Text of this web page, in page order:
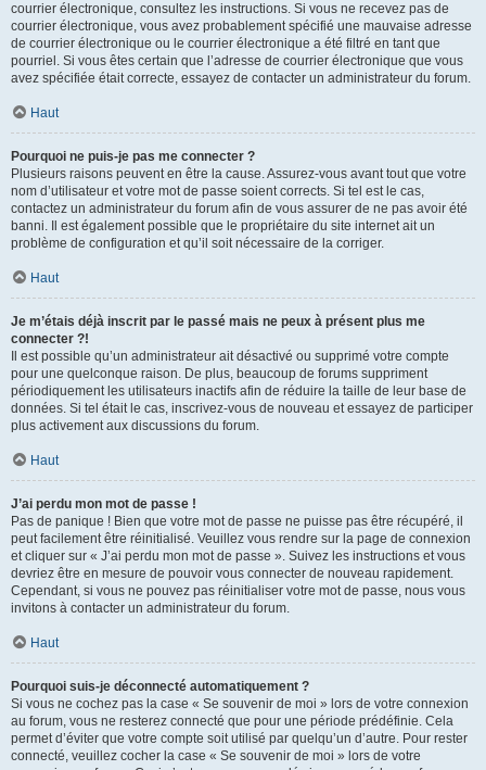
courrier électronique, consultez les instructions. Si vous ne recevez pas de
courrier électronique, vous avez probablement spécifié une mauvaise adresse
de courrier électronique ou le courrier électronique a été filtré en tant que
pourriel. Si vous êtes certain que l’adresse de courrier électronique que vous
avez spécifiée était correcte, essayez de contacter un administrateur du forum.
Haut
Pourquoi ne puis-je pas me connecter ?
Plusieurs raisons peuvent en être la cause. Assurez-vous avant tout que votre
nom d’utilisateur et votre mot de passe soient corrects. Si tel est le cas,
contactez un administrateur du forum afin de vous assurer de ne pas avoir été
banni. Il est également possible que le propriétaire du site internet ait un
problème de configuration et qu’il soit nécessaire de la corriger.
Haut
Je m’étais déjà inscrit par le passé mais ne peux à présent plus me
connecter ?!
Il est possible qu’un administrateur ait désactivé ou supprimé votre compte
pour une quelconque raison. De plus, beaucoup de forums suppriment
périodiquement les utilisateurs inactifs afin de réduire la taille de leur base de
données. Si tel était le cas, inscrivez-vous de nouveau et essayez de participer
plus activement aux discussions du forum.
Haut
J’ai perdu mon mot de passe !
Pas de panique ! Bien que votre mot de passe ne puisse pas être récupéré, il
peut facilement être réinitialisé. Veuillez vous rendre sur la page de connexion
et cliquer sur « J’ai perdu mon mot de passe ». Suivez les instructions et vous
devriez être en mesure de pouvoir vous connecter de nouveau rapidement.
Cependant, si vous ne pouvez pas réinitialiser votre mot de passe, nous vous
invitons à contacter un administrateur du forum.
Haut
Pourquoi suis-je déconnecté automatiquement ?
Si vous ne cochez pas la case « Se souvenir de moi » lors de votre connexion
au forum, vous ne resterez connecté que pour une période prédéfinie. Cela
permet d’éviter que votre compte soit utilisé par quelqu’un d’autre. Pour rester
connecté, veuillez cocher la case « Se souvenir de moi » lors de votre